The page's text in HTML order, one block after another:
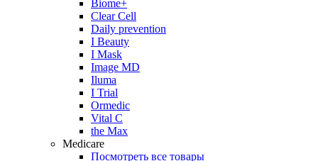
Biome+
Clear Cell
Daily prevention
I Beauty
I Mask
Image MD
Iluma
I Trial
Ormedic
Vital C
the Max
Medicare
Посмотреть все товары